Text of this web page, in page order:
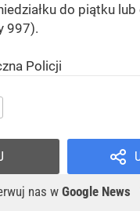
do piątku lub
997).
Policji
nas w Google News